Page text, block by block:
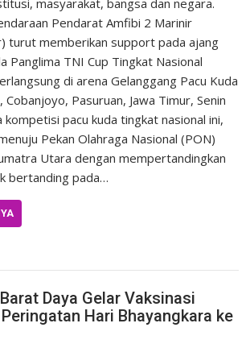
masyarakat, bangsa dan negara.
Pendarat Amfibi 2 Marinir
turut memberikan support pada ajang
Panglima TNI Cup Tingkat Nasional
di arena Gelanggang Pacu Kuda
Pasuruan, Jawa Timur, Senin
pacu kuda tingkat nasional ini,
Pekan Olahraga Nasional (PON)
Utara dengan mempertandingkan
bertanding pada…
Daya Gelar Vaksinasi
Hari Bhayangkara ke